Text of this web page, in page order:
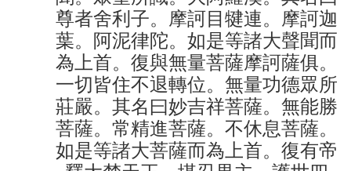
尊者舍利子。摩訶目犍連。摩訶迦
葉。阿泥律陀。如是等諸大聲聞而
為上首。復與無量菩薩摩訶薩俱。
一切皆住不退轉位。無量功德眾所
莊嚴。其名曰妙吉祥菩薩。無能勝
菩薩。常精進菩薩。不休息菩薩。
如是等諸大菩薩而為上首。復有帝